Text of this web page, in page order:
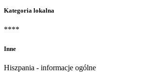
Kategoria lokalna
****
Inne
Hiszpania - informacje ogólne